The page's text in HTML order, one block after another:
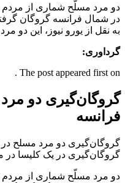
دو مرد مسلّح شماری از مردم
در شمال فرانسه گروگان
به نقل از یورو نیوز، این دو
گرداوری:
The post appeared first on .
گروگان‌گیری دو
فرانسه
گروگان‌گیری دو مرد مسلح در
گروگان‌گیری در یک کلیسا در
دو مرد مسلّح شماری از مردم